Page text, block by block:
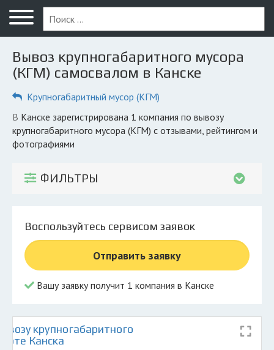
Меню
Главная
Вопрос юристу
Компании
КОМПАНИЯМ
© 2026 Все права защищены
Вывоз крупногабаритного мусора
(КГМ) самосвалом в Канске
Крупногабаритный мусор (КГМ)
в Канске зарегистрирована 1 компания по вывозу
крупногабаритного мусора (КГМ) с отзывами, рейтингом и
фотографиями
ФИЛЬТРЫ
Воспользуйтесь сервисом заявок
Отправить заявку
Вашу заявку получит 1 компания в Канске
крупногабаритного
Канска